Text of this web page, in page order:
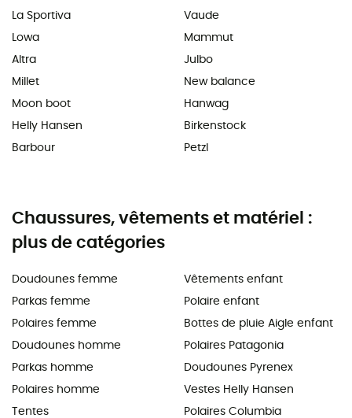
La Sportiva
Lowa
Altra
Millet
Moon boot
Helly Hansen
Barbour
Vaude
Mammut
Julbo
New balance
Hanwag
Birkenstock
Petzl
Chaussures, vêtements et matériel :
plus de catégories
Doudounes femme
Parkas femme
Polaires femme
Doudounes homme
Parkas homme
Polaires homme
Tentes
Vêtements enfant
Polaire enfant
Bottes de pluie Aigle enfant
Polaires Patagonia
Doudounes Pyrenex
Vestes Helly Hansen
Polaires Columbia